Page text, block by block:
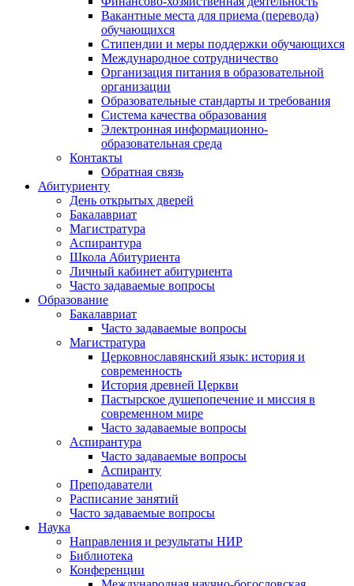
Вакантные места для приема (перевода)
обучающихся
Стипендии и меры поддержки обучающихся
Международное сотрудничество
Организация питания в образовательной
организации
Образовательные стандарты и требования
Система качества образования
Электронная информационно-
образовательная среда
Контакты
Обратная связь
Абитуриенту
День открытых дверей
Бакалавриат
Магистратура
Аспирантура
Школа Абитуриента
Личный кабинет абитуриента
Часто задаваемые вопросы
Образование
Бакалавриат
Часто задаваемые вопросы
Магистратура
Церковнославянский язык: история и
современность
История древней Церкви
Пастырское душепопечение и миссия в
современном мире
Часто задаваемые вопросы
Аспирантура
Часто задаваемые вопросы
Аспиранту
Преподаватели
Расписание занятий
Часто задаваемые вопросы
Наука
Направления и результаты НИР
Библиотека
Конференции